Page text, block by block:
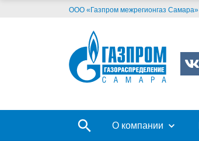
ООО «Газпром межрегионгаз Самара»
О компании